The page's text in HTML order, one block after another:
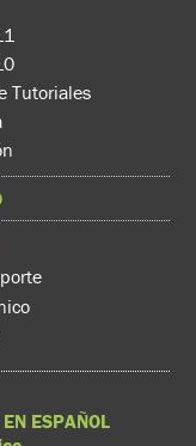
Tutoriales
ESPAÑOL